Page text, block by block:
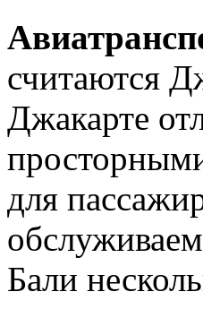
считаются
Джакарте
для
Бали